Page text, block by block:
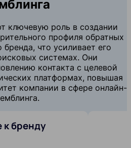
ключевую роль в создании
профиля обратных
что усиливает его
системах. Они
контакта с целевой
платформах, повышая
компании в сфере онлайн-
бренду